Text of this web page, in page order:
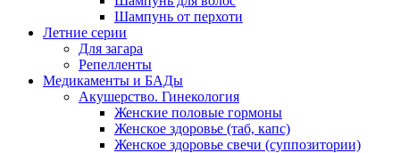
Шампунь от перхоти
Летние серии
Для загара
Репелленты
Медикаменты и БАДы
Акушерство. Гинекология
Женские половые гормоны
Женское здоровье (таб, капс)
Женское здоровье свечи (суппозитории)